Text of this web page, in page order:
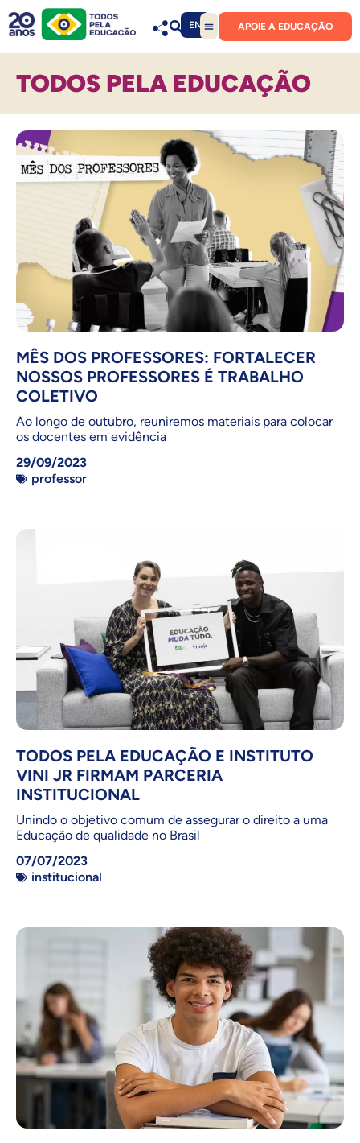
EN APOIE A EDUCAÇÃO
TODOS PELA EDUCAÇÃO
MÊS DOS PROFESSORES: FORTALECER
NOSSOS PROFESSORES É TRABALHO
COLETIVO
Ao longo de outubro, reuniremos materiais para colocar
os docentes em evidência
29/09/2023
professor
TODOS PELA EDUCAÇÃO E INSTITUTO
VINI JR FIRMAM PARCERIA
INSTITUCIONAL
Unindo o objetivo comum de assegurar o direito a uma
Educação de qualidade no Brasil
07/07/2023
institucional